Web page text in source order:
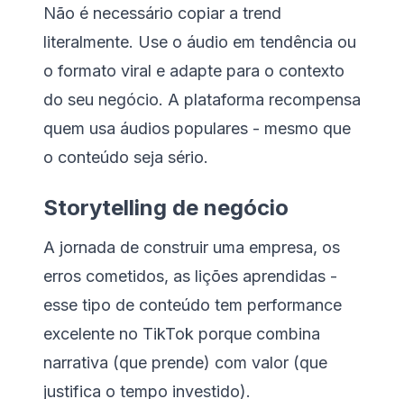
Não é necessário copiar a trend
literalmente. Use o áudio em tendência ou
o formato viral e adapte para o contexto
do seu negócio. A plataforma recompensa
quem usa áudios populares - mesmo que
o conteúdo seja sério.
Storytelling de negócio
A jornada de construir uma empresa, os
erros cometidos, as lições aprendidas -
esse tipo de conteúdo tem performance
excelente no TikTok porque combina
narrativa (que prende) com valor (que
justifica o tempo investido).